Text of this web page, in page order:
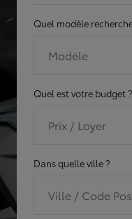
Quel modèle
Modèle
Quel est votre budget ?
Prix / Loyer
Dans quelle ville ?
Ville / Code